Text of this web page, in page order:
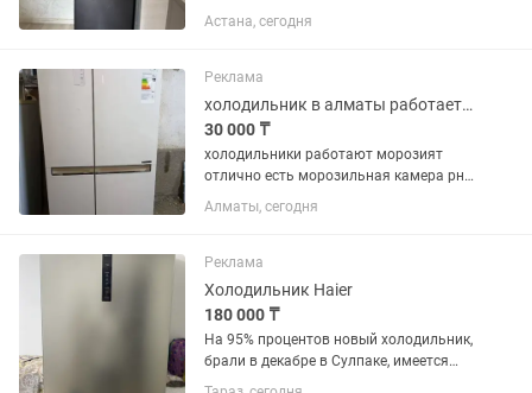
отлично охлаждает и морозит.
Система No Frost, тихая работа,
посторонних запахов. В хорошем
состоянии. Самовывоз.
Астана, сегодня
Реклама
холодильник в алматы работает рн калкаман
30 000 ₸
холодильники работают морозият
отлично есть морозильная камера рн
калкаман 30000 и выше
Алматы, сегодня
Реклама
Холодильник Haier
180 000 ₸
На 95% процентов новый холодильник,
брали в декабре в Сулпаке, имеется
чек, пользовались 2 или 3 месяца, в